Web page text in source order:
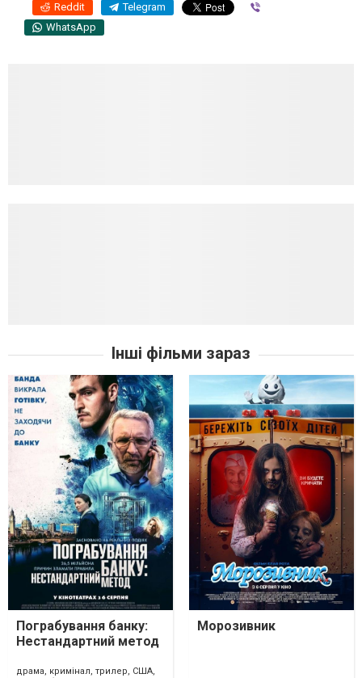
Reddit Telegram
WhatsApp
Інші фільми зараз
Пограбування банку:
Нестандартний метод
драма, кримінал, трилер, США,
Морозивник